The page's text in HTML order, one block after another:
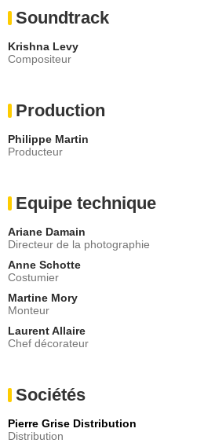
Soundtrack
Krishna Levy
Compositeur
Production
Philippe Martin
Producteur
Equipe technique
Ariane Damain
Directeur de la photographie
Anne Schotte
Costumier
Martine Mory
Monteur
Laurent Allaire
Chef décorateur
Sociétés
Pierre Grise Distribution
Distribution